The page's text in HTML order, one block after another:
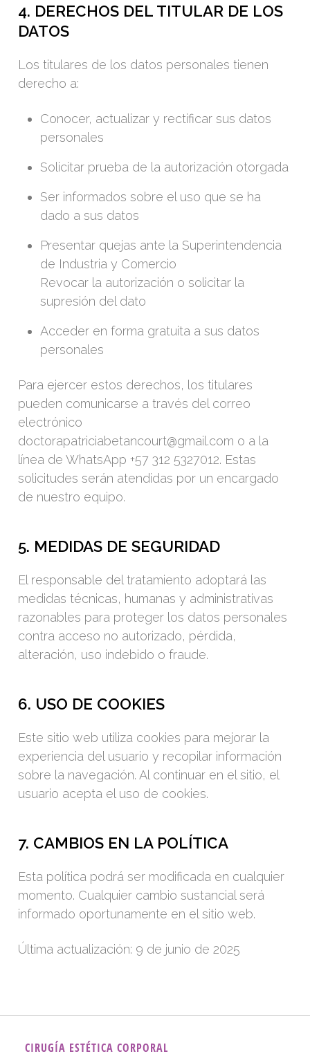
4. DERECHOS DEL TITULAR DE LOS
DATOS
Los titulares de los datos personales tienen
derecho a:
Conocer, actualizar y rectificar sus datos
personales
Solicitar prueba de la autorización otorgada
Ser informados sobre el uso que se ha
dado a sus datos
Presentar quejas ante la Superintendencia
de Industria y Comercio
Revocar la autorización o solicitar la
supresión del dato
Acceder en forma gratuita a sus datos
personales
Para ejercer estos derechos, los titulares
pueden comunicarse a través del correo
electrónico
doctorapatriciabetancourt@gmail.com o a la
línea de WhatsApp +57 312 5327012. Estas
solicitudes serán atendidas por un encargado
de nuestro equipo.
5. MEDIDAS DE SEGURIDAD
El responsable del tratamiento adoptará las
medidas técnicas, humanas y administrativas
razonables para proteger los datos personales
contra acceso no autorizado, pérdida,
alteración, uso indebido o fraude.
6. USO DE COOKIES
Este sitio web utiliza cookies para mejorar la
experiencia del usuario y recopilar información
sobre la navegación. Al continuar en el sitio, el
usuario acepta el uso de cookies.
7. CAMBIOS EN LA POLÍTICA
Esta política podrá ser modificada en cualquier
momento. Cualquier cambio sustancial será
informado oportunamente en el sitio web.
Última actualización: 9 de junio de 2025
CIRUGÍA ESTÉTICA CORPORAL